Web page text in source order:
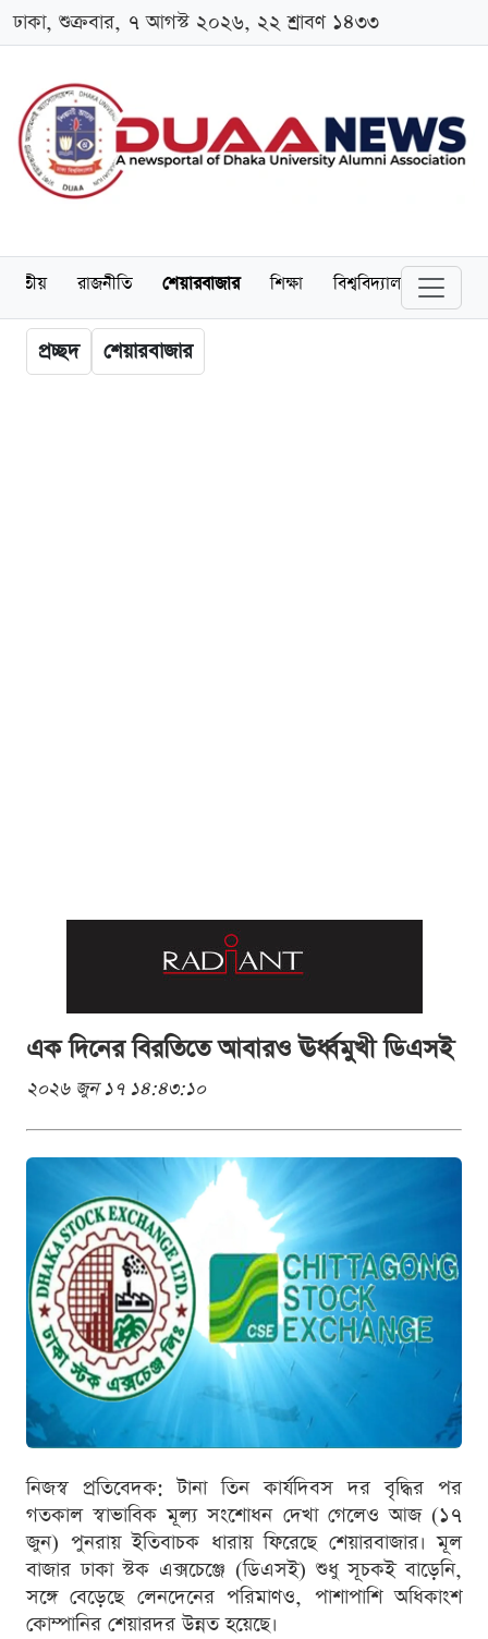
ঢাকা, শুক্রবার, ৭ আগস্ট ২০২৬, ২২ শ্রাবণ ১৪৩৩
জাতীয় রাজনীতি শেয়ারবাজার শিক্ষা বিশ্ববিদ্যালয়
প্রচ্ছদ শেয়ারবাজার
এক দিনের বিরতিতে আবারও ঊর্ধ্বমুখী ডিএসই
২০২৬ জুন ১৭ ১৪:৪৩:১০
নিজস্ব প্রতিবেদক: টানা তিন কার্যদিবস দর বৃদ্ধির পর
গতকাল স্বাভাবিক মূল্য সংশোধন দেখা গেলেও আজ (১৭
জুন) পুনরায় ইতিবাচক ধারায় ফিরেছে শেয়ারবাজার। মূল
বাজার ঢাকা স্টক এক্সচেঞ্জে (ডিএসই) শুধু সূচকই বাড়েনি,
সঙ্গে বেড়েছে লেনদেনের পরিমাণও, পাশাপাশি অধিকাংশ
কোম্পানির শেয়ারদর উন্নত হয়েছে।